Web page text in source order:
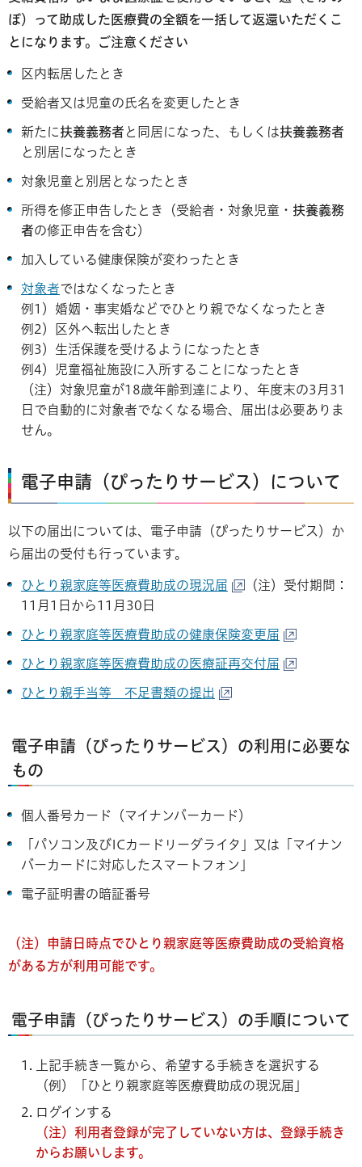
ぼ）って助成した医療費の全額を一括して返還いただくこ
とになります。ご注意ください
区内転居したとき
受給者又は児童の氏名を変更したとき
新たに扶養義務者 と同居になった、もしくは扶養義務者
と別居になったとき
対象児童と別居となったとき
所得を修正申告したとき（受給者・対象児童・ 扶養義務
者の修正申告を含む）
加入している健康保険が変わったとき
対象者ではなくなったとき
例1）婚姻・事実婚などでひとり親でなくなったとき
例2）区外へ転出したとき
例3）生活保護を受けるようになったとき
例4）児童福祉施設に入所することになったとき
（注）対象児童が18歳年齢到達により、年度末の3月31
日で自動的に対象者でなくなる場合、届出は必要ありま
せん。
電子申請（ぴったりサービス）について
以下の届出については、電子申請（ぴったりサービス）か
ら届出の受付も行っています。
ひとり親家庭等医療費助成の現況届
（注）受付期間：
11月1日から11月30日
ひとり親家庭等医療費助成の健康保険変更届
ひとり親家庭等医療費助成の医療証再交付届
ひとり親手当等＿不足書類の提出
電子申請（ぴったりサービス）の利用に必要な
もの
個人番号カード（マイナンバーカード）
「パソコン及びICカードリーダライタ」又は「マイナン
バーカードに対応したスマートフォン」
電子証明書の暗証番号
（注）申請日時点でひとり親家庭等医療費助成の受給資格
がある方が利用可能です。
電子申請（ぴったりサービス）の手順について
上記手続き一覧から、希望する手続きを選択する
（例）「ひとり親家庭等医療費助成の現況届」
ログインする
（注）利用者登録が完了していない方は、登録手続き
からお願いします。